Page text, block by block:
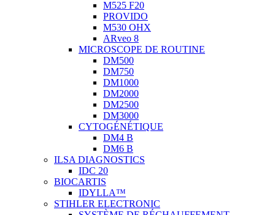
M525 F20
PROVIDO
M530 OHX
ARveo 8
MICROSCOPE DE ROUTINE
DM500
DM750
DM1000
DM2000
DM2500
DM3000
CYTOGÉNÉTIQUE
DM4 B
DM6 B
ILSA DIAGNOSTICS
IDC 20
BIOCARTIS
IDYLLA™
STIHLER ELECTRONIC